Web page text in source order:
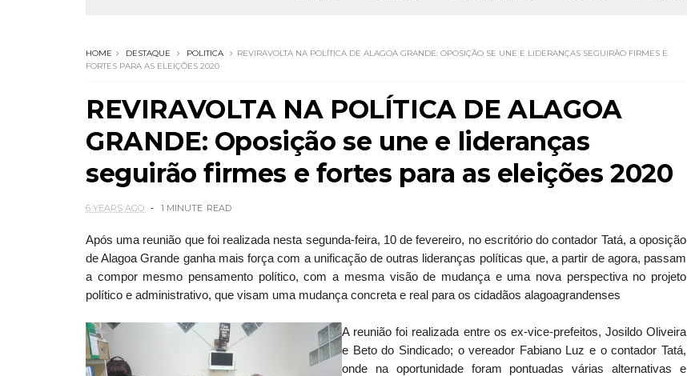
HOME DESTAQUE POLITICA
REVIRAVOLTA NA POLÍTICA DE ALAGOA GRANDE: OPOSIÇÃO SE UNE E LIDERANÇAS SEGUIRÃO FIRMES E
FORTES PARA AS ELEIÇÕES 2020
REVIRAVOLTA NA POLÍTICA DE ALAGOA
GRANDE: Oposição se une e lideranças
seguirão firmes e fortes para as eleições 2020
6 YEARS AGO 1 MINUTE READ
Após uma reunião que foi realizada nesta segunda-feira, 10 de fevereiro, no escritório do contador Tatá, a oposição
de Alagoa Grande ganha mais força com a unificação de outras lideranças políticas que, a partir de agora, passam
a compor mesmo pensamento político, com a mesma visão de mudança e uma nova perspectiva no projeto
político e administrativo, que visam uma mudança concreta e real para os cidadãos alagoagrandenses
A reunião foi realizada entre os ex-vice-prefeitos, Josildo Oliveira
e Beto do Sindicado; o vereador Fabiano Luz e o contador Tatá,
onde na oportunidade foram pontuadas várias alternativas e